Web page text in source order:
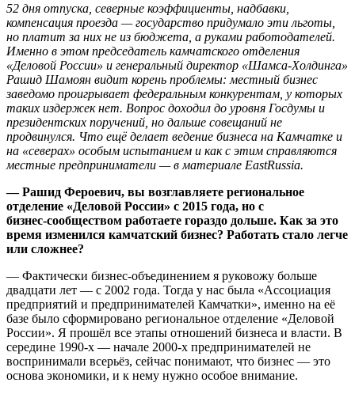
52 дня отпуска, северные коэффициенты, надбавки,
компенсация проезда — государство придумало эти льготы,
но платит за них не из бюджета, а руками работодателей.
Именно в этом председатель камчатского отделения
«Деловой России» и генеральный директор «Шамса-Холдинга»
Рашид Шамоян видит корень проблемы: местный бизнес
заведомо проигрывает федеральным конкурентам, у которых
таких издержек нет. Вопрос доходил до уровня Госдумы и
президентских поручений, но дальше совещаний не
продвинулся. Что ещё делает ведение бизнеса на Камчатке и
на «северах» особым испытанием и как с этим справляются
местные предприниматели — в материале EastRussia.
— Рашид Фероевич, вы возглавляете региональное
отделение «Деловой России» с 2015 года, но с
бизнес‑сообществом работаете гораздо дольше. Как за это
время изменился камчатский бизнес? Работать стало легче
или сложнее?
— Фактически бизнес‑объединением я руковожу больше
двадцати лет — с 2002 года. Тогда у нас была «Ассоциация
предприятий и предпринимателей Камчатки», именно на её
базе было сформировано региональное отделение «Деловой
России». Я прошёл все этапы отношений бизнеса и власти. В
середине 1990‑х — начале 2000‑х предпринимателей не
воспринимали всерьёз, сейчас понимают, что бизнес — это
основа экономики, и к нему нужно особое внимание.